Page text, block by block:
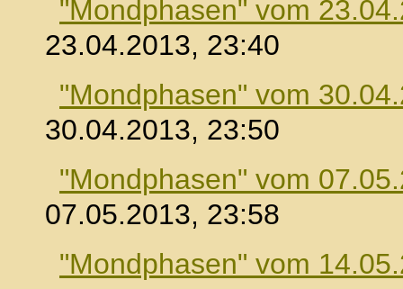
"Mondphasen" vom
23.04.2013, 23:40
"Mondphasen" vom
30.04.2013, 23:50
"Mondphasen" vom
07.05.2013, 23:58
"Mondphasen" vom